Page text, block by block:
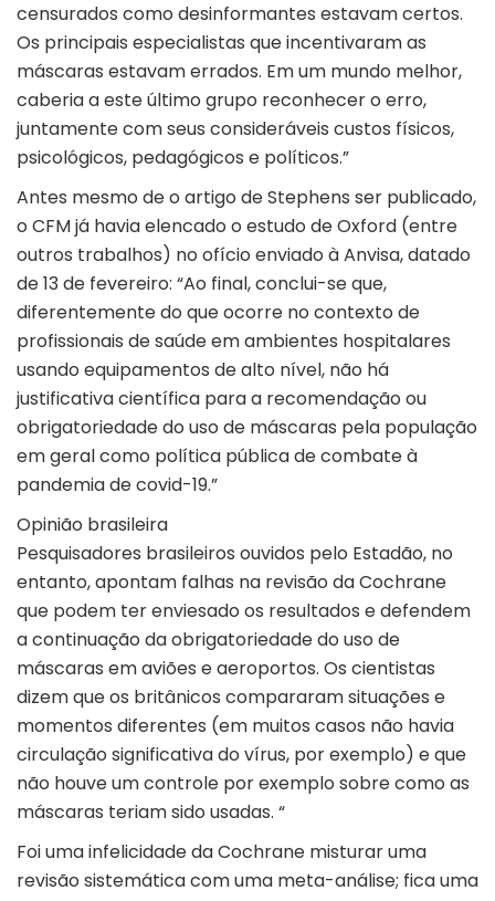
censurados como desinformantes estavam certos.
Os principais especialistas que incentivaram as
máscaras estavam errados. Em um mundo melhor,
caberia a este último grupo reconhecer o erro,
juntamente com seus consideráveis custos físicos,
psicológicos, pedagógicos e políticos.”
Antes mesmo de o artigo de Stephens ser publicado,
o CFM já havia elencado o estudo de Oxford (entre
outros trabalhos) no ofício enviado à Anvisa, datado
de 13 de fevereiro: “Ao final, conclui-se que,
diferentemente do que ocorre no contexto de
profissionais de saúde em ambientes hospitalares
usando equipamentos de alto nível, não há
justificativa científica para a recomendação ou
obrigatoriedade do uso de máscaras pela população
em geral como política pública de combate à
pandemia de covid-19.”
Opinião brasileira
Pesquisadores brasileiros ouvidos pelo Estadão, no
entanto, apontam falhas na revisão da Cochrane
que podem ter enviesado os resultados e defendem
a continuação da obrigatoriedade do uso de
máscaras em aviões e aeroportos. Os cientistas
dizem que os britânicos compararam situações e
momentos diferentes (em muitos casos não havia
circulação significativa do vírus, por exemplo) e que
não houve um controle por exemplo sobre como as
máscaras teriam sido usadas. “
Foi uma infelicidade da Cochrane misturar uma
revisão sistemática com uma meta-análise; fica uma